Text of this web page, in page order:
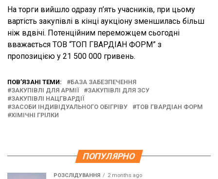
На торги вийшло одразу п’ять учасників, при цьому
вартість закупівлі в кінці аукціону зменшилась більш
ніж вдвічі. Потенційним переможцем сьогодні
вважається ТОВ “ТОП ГВАРДІАН ФОРМ” з
пропозицією у 21 500 000 гривень.
ПОВ’ЯЗАНІ ТЕМИ:
БАЗА ЗАБЕЗПЕЧЕННЯ
ЗАКУПІВЛІ ДЛЯ АРМІЇ
ЗАКУПІВЛІ ДЛЯ ЗСУ
ЗАКУПІВЛІ НАЦГВАРДІЇ
ЗАСОБИ ІНДИВІДУАЛЬНОГО ОБІГРІВУ
ТОВ ГВАРДІАН ФОРМ
ХІМІЧНІ ГРІЛКИ
ПОПУЛЯРНО
РОЗСЛІДУВАННЯ 2 months ago